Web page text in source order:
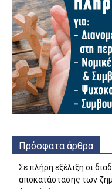
Πρόσφατα άρθρα
Σε πλήρη εξέλιξη οι
αποκατάστασης των